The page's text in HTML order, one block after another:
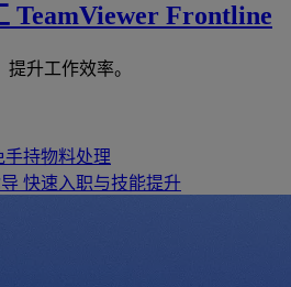
TeamViewer Frontline
升工作效率。
手持物料处理
快速入职与技能提升